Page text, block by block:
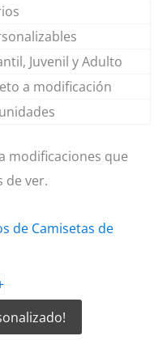
Juvenil y Adulto
a modificación
modificaciones que
de ver.
de Camisetas de